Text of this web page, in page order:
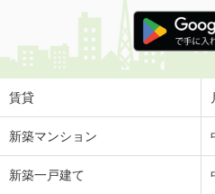
賃貸
新築マンション
新築一戸建て